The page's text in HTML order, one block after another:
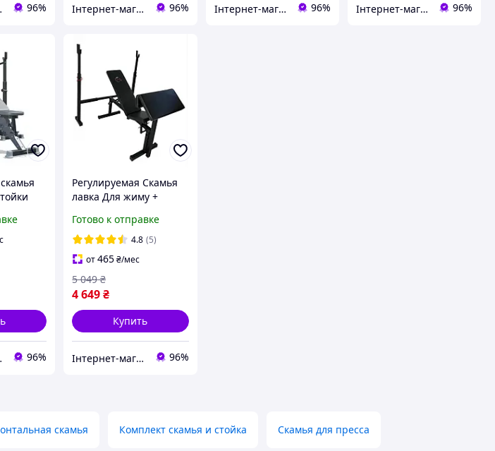
96% Інтернет-магазин "Атлант Спорт" 96% Інтернет-магазин "Атлант Спорт" 96% Інтернет-магазин "Атлант Спорт" 96%
96%
Регулируемая Скамья
лавка Для жиму +
Скотта 003
Готово к отправке
4.8 (5)
от465₴/мес
4 649₴
5 049 ₴
Купить
Інтернет-магазин "Атлант Спорт" 96%
скамья Комплект скамья и стойка Скамья для пресса